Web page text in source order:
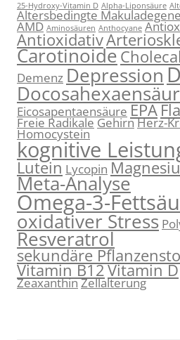
25-Hydroxy-Vitamin D Alpha-Liponsäure
Altersbedingte
AMD Aminosäuren Anthocyane
Antioxidativ
Carotinoide
Demenz Depression
Eicosapentaensäure EPA
Freie RadikaleGehirnHerz-
Homocystein
kognitive
Lutein Lycopin
Meta-Analyse
Omega-3-
oxidativer Stress
Resveratrol
sekundäre
Vitamin B12Vitamin D
ZeaxanthinZellalterung